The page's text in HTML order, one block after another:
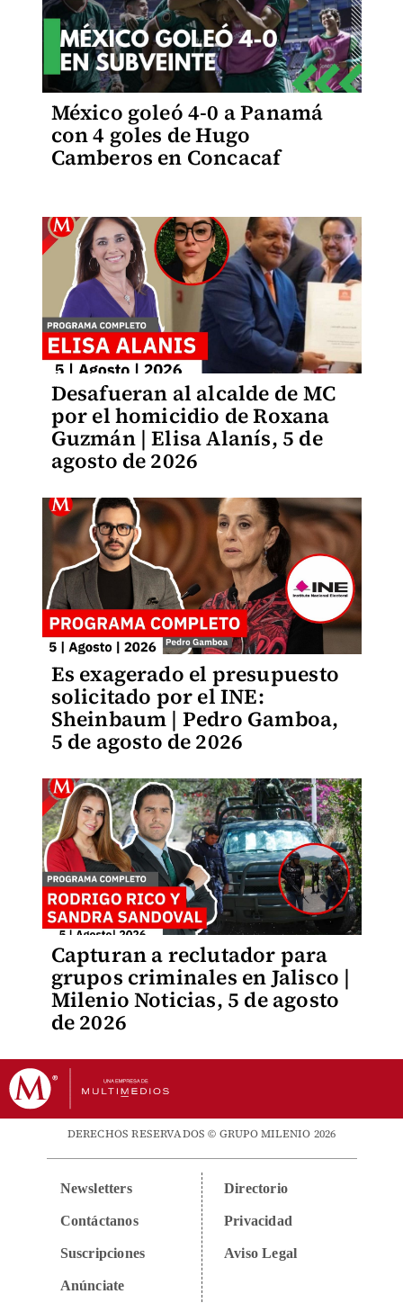
México goleó 4-0 a Panamá
con 4 goles de Hugo
Camberos en Concacaf
Desafueran al alcalde de MC
por el homicidio de Roxana
Guzmán | Elisa Alanís, 5 de
agosto de 2026
Es exagerado el presupuesto
solicitado por el INE:
Sheinbaum | Pedro Gamboa,
5 de agosto de 2026
Capturan a reclutador para
grupos criminales en Jalisco |
Milenio Noticias, 5 de agosto
de 2026
DERECHOS RESERVADOS © GRUPO MILENIO 2026
Newsletters
Contáctanos
Suscripciones
Anúnciate
Directorio
Privacidad
Aviso Legal